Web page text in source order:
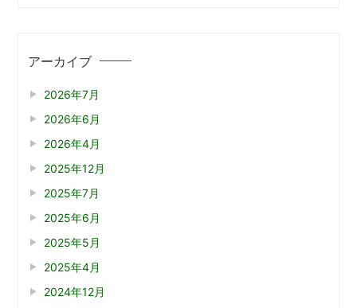
アーカイブ
2026年7月
2026年6月
2026年4月
2025年12月
2025年7月
2025年6月
2025年5月
2025年4月
2024年12月